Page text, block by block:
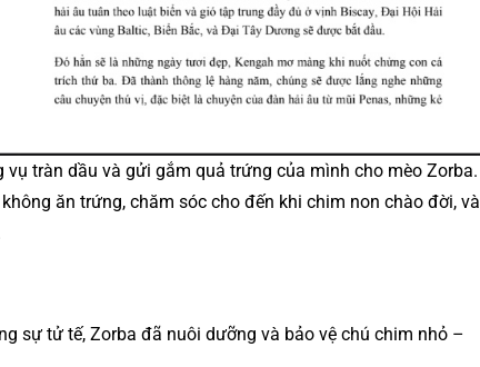
tràn dầu và gửi gắm quả trứng của mình cho mèo Zorba.
ăn trứng, chăm sóc cho đến khi chim non chào đời, và
sự tử tế, Zorba đã nuôi dưỡng và bảo vệ chú chim nhỏ –